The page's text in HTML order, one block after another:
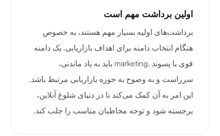
اولین برداشت مهم است
برداشت‌های اولیه بسیار مهم هستند، به خصوص
هنگام انتخاب دامنه برای اهداف بازاریابی. یک دامنه
قوی با پسوند .marketing باید به یاد ماندنی،
سرراست و به وضوح به حوزه بازاریابی مرتبط باشد.
این امر به آن کمک می‌کند تا در دنیای شلوغ آنلاین،
برجسته شود و توجه مخاطبان مناسب را جلب کند.